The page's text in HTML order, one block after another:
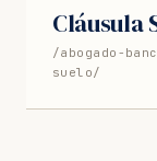
Cláusula
/abogado-
suelo/